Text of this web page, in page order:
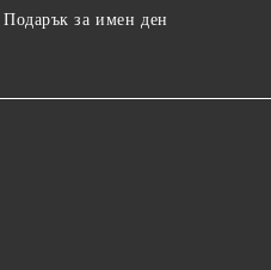
Подарък за имен ден